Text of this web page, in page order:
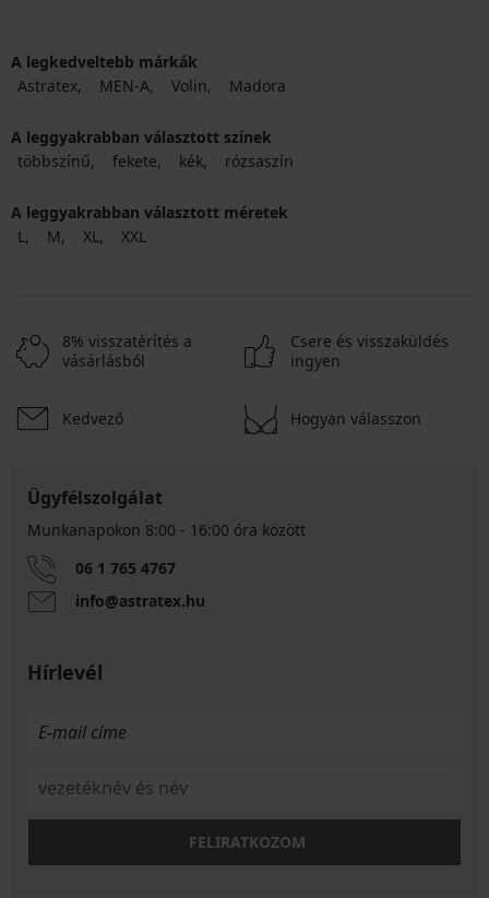
A legkedveltebb márkák
Astratex
MEN-A Volin Madora
A leggyakrabban választott színek
többszínű
fekete kék rózsaszín
A leggyakrabban választott méretek
L
M XL XXL
8% visszatérítés a
vásárlásból
Csere és visszaküldés
ingyen
Kedvező Hogyan válasszon
Ügyfélszolgálat
Munkanapokon 8:00 - 16:00 óra között
06 1 765 4767
info@astratex.hu
Hírlevél
FELIRATKOZOM